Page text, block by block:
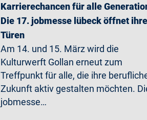
Karrierechancen für alle
Die 17. jobmesse lübeck öffnet ihre
Türen
Am 14. und 15. März wird die
Kulturwerft Gollan erneut zum
Treffpunkt für alle, die ihre
Zukunft aktiv gestalten möchten.
jobmesse…